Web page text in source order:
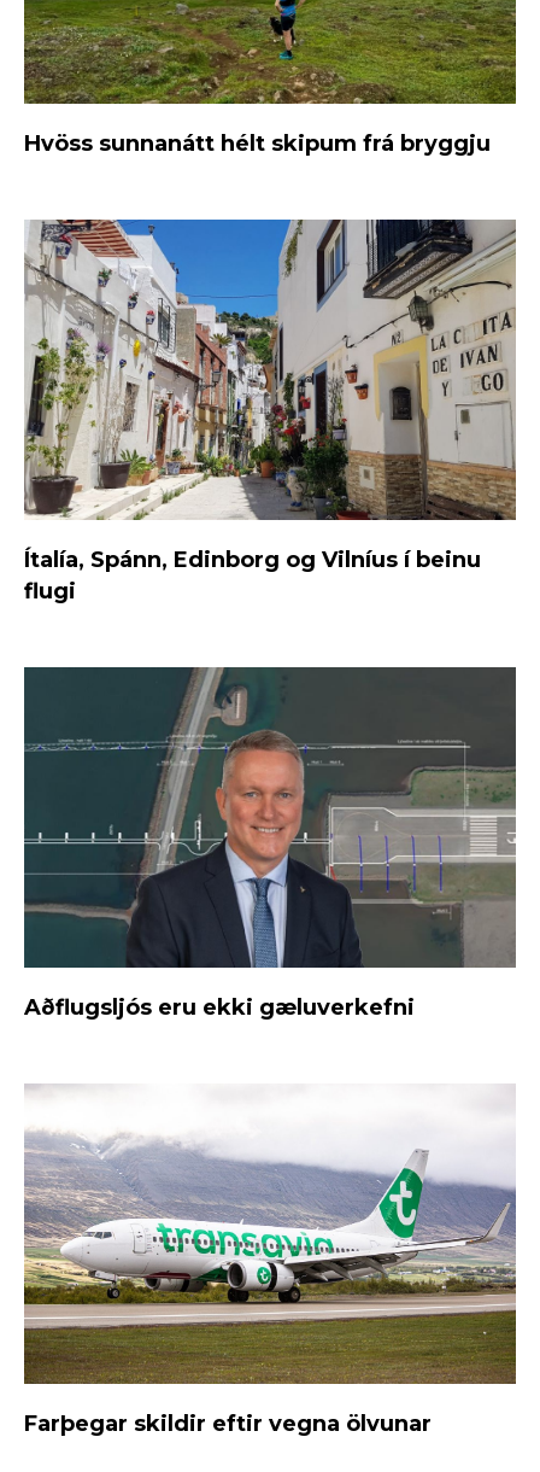
Hvöss sunnanátt hélt skipum frá bryggju
Ítalía, Spánn, Edinborg og Vilníus í beinu
flugi
Aðflugsljós eru ekki gæluverkefni
Farþegar skildir eftir vegna ölvunar